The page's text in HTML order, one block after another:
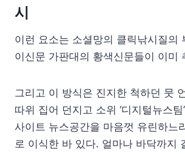
시
이런 요소는 소셜망의 클릭낚시질의
이신문 가판대의 황색신문들이 이미
그리고 이 방식은 진지한 척하던 뭇
따위 집어 던지고 소위 ‘디지털뉴스팀
사이트 뉴스공간을 마음껏 유린하느
로 이식한 바 있다. 얼마나 바닥까지